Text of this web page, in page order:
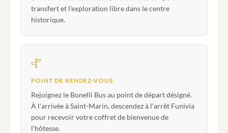
transfert et l'exploration libre dans le centre
historique.
POINT DE RENDEZ-VOUS
Rejoignez le Bonelli Bus au point de départ désigné.
À l'arrivée à Saint-Marin, descendez à l'arrêt Funivia
pour recevoir votre coffret de bienvenue de
l'hôtesse.